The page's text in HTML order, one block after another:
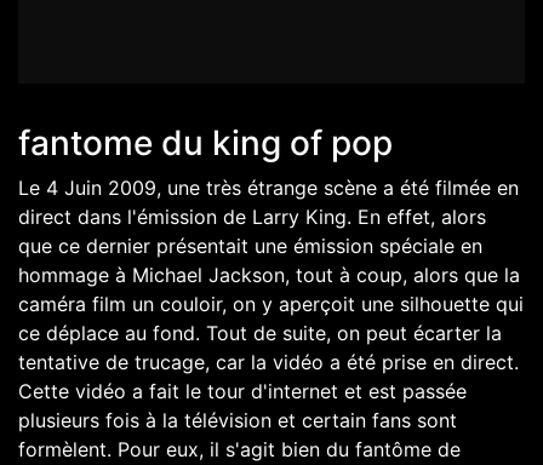
fantome du king of pop
Le 4 Juin 2009, une très étrange scène a été filmée en
direct dans l'émission de Larry King. En effet, alors
que ce dernier présentait une émission spéciale en
hommage à Michael Jackson, tout à coup, alors que la
caméra film un couloir, on y aperçoit une silhouette qui
ce déplace au fond. Tout de suite, on peut écarter la
tentative de trucage, car la vidéo a été prise en direct.
Cette vidéo a fait le tour d'internet et est passée
plusieurs fois à la télévision et certain fans sont
formèlent. Pour eux, il s'agit bien du fantôme de